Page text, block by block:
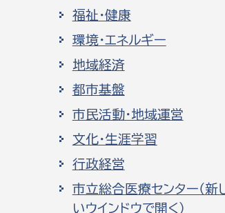
福祉・健康
環境・エネルギー
地域経済
都市基盤
市民活動・地域運営
文化・生涯学習
行政経営
市立総合医療センター（新
いウインドウで開く）